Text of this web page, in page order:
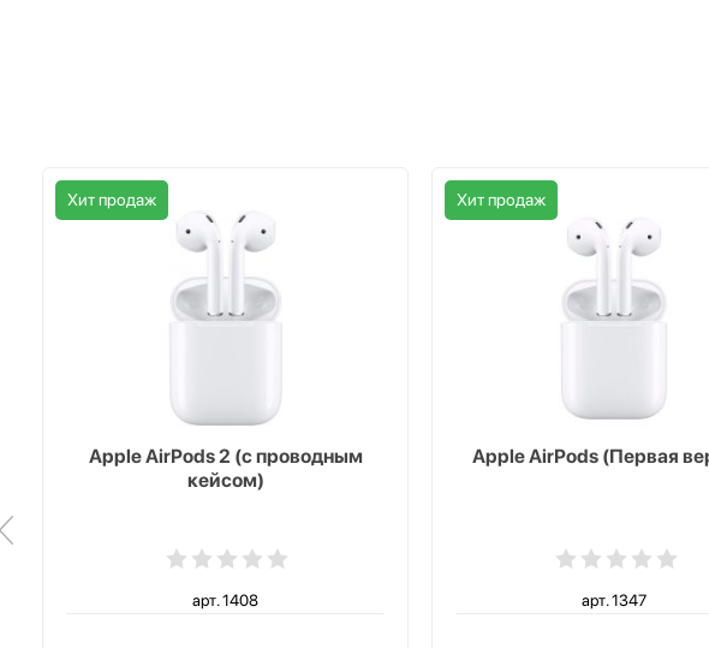
Хит продаж
Apple AirPods 2 (с проводным
кейсом)
арт. 1408
Хит продаж
Apple AirPods (Первая
арт. 1347